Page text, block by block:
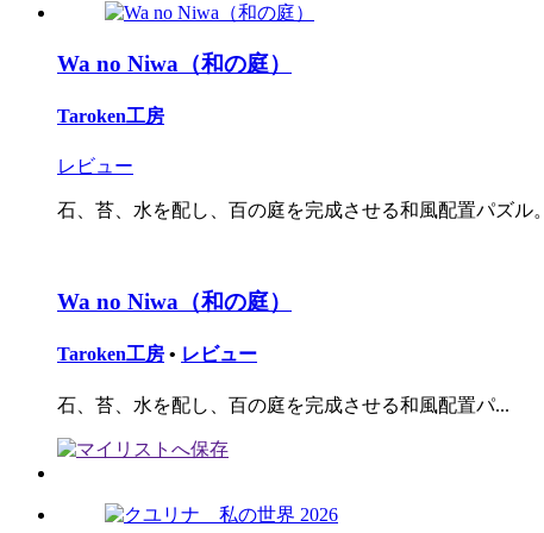
Wa no Niwa（和の庭）
Taroken工房
レビュー
石、苔、水を配し、百の庭を完成させる和風配置パズル。
Wa no Niwa（和の庭）
Taroken工房 • レビュー
石、苔、水を配し、百の庭を完成させる和風配置パ...